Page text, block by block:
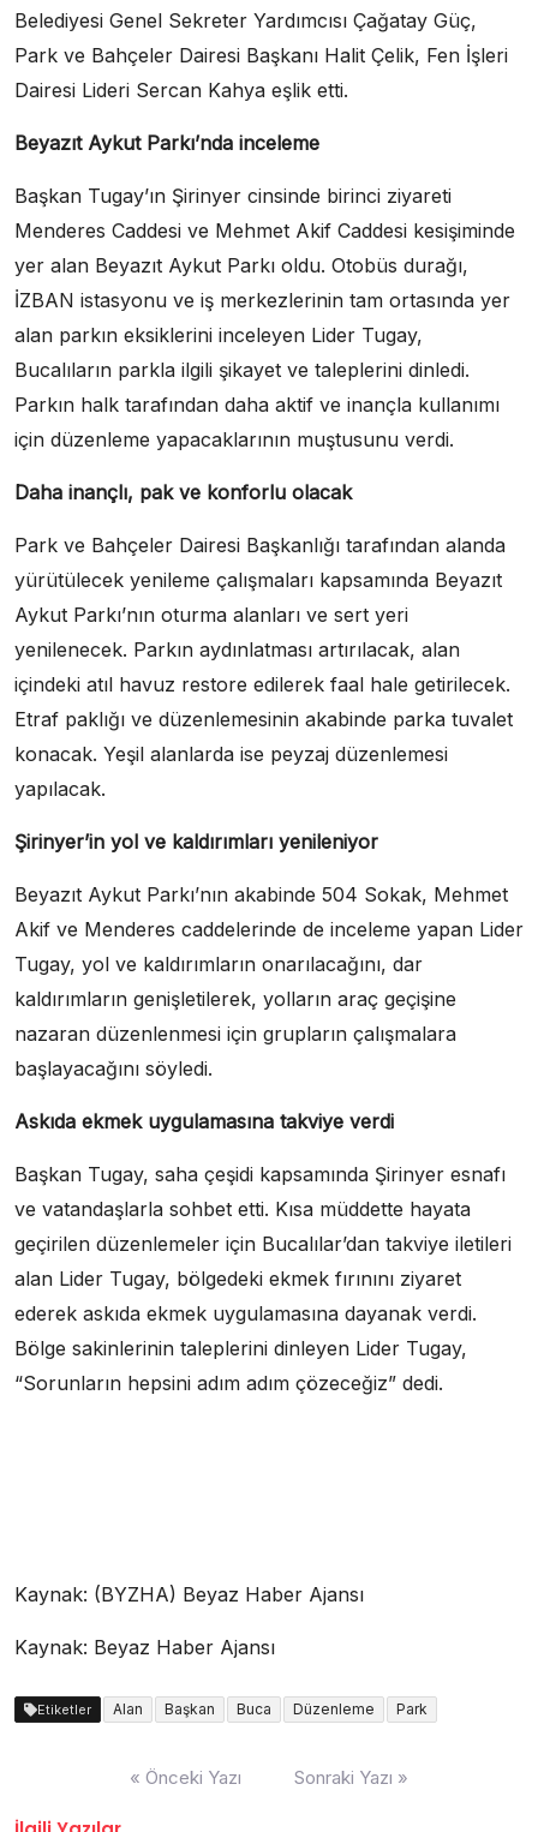
Belediyesi Genel Sekreter Yardımcısı Çağatay Güç,
Park ve Bahçeler Dairesi Başkanı Halit Çelik, Fen İşleri
Dairesi Lideri Sercan Kahya eşlik etti.
Beyazıt Aykut Parkı’nda inceleme
Başkan Tugay’ın Şirinyer cinsinde birinci ziyareti
Menderes Caddesi ve Mehmet Akif Caddesi kesişiminde
yer alan Beyazıt Aykut Parkı oldu. Otobüs durağı,
İZBAN istasyonu ve iş merkezlerinin tam ortasında yer
alan parkın eksiklerini inceleyen Lider Tugay,
Bucalıların parkla ilgili şikayet ve taleplerini dinledi.
Parkın halk tarafından daha aktif ve inançla kullanımı
için düzenleme yapacaklarının muştusunu verdi.
Daha inançlı, pak ve konforlu olacak
Park ve Bahçeler Dairesi Başkanlığı tarafından alanda
yürütülecek yenileme çalışmaları kapsamında Beyazıt
Aykut Parkı’nın oturma alanları ve sert yeri
yenilenecek. Parkın aydınlatması artırılacak, alan
içindeki atıl havuz restore edilerek faal hale getirilecek.
Etraf paklığı ve düzenlemesinin akabinde parka tuvalet
konacak. Yeşil alanlarda ise peyzaj düzenlemesi
yapılacak.
Şirinyer’in yol ve kaldırımları yenileniyor
Beyazıt Aykut Parkı’nın akabinde 504 Sokak, Mehmet
Akif ve Menderes caddelerinde de inceleme yapan Lider
Tugay, yol ve kaldırımların onarılacağını, dar
kaldırımların genişletilerek, yolların araç geçişine
nazaran düzenlenmesi için grupların çalışmalara
başlayacağını söyledi.
Askıda ekmek uygulamasına takviye verdi
Başkan Tugay, saha çeşidi kapsamında Şirinyer esnafı
ve vatandaşlarla sohbet etti. Kısa müddette hayata
geçirilen düzenlemeler için Bucalılar’dan takviye iletileri
alan Lider Tugay, bölgedeki ekmek fırınını ziyaret
ederek askıda ekmek uygulamasına dayanak verdi.
Bölge sakinlerinin taleplerini dinleyen Lider Tugay,
“Sorunların hepsini adım adım çözeceğiz” dedi.
Kaynak: (BYZHA) Beyaz Haber Ajansı
Kaynak: Beyaz Haber Ajansı
Etiketler Alan Başkan Buca Düzenleme Park
« Önceki Yazı Sonraki Yazı »